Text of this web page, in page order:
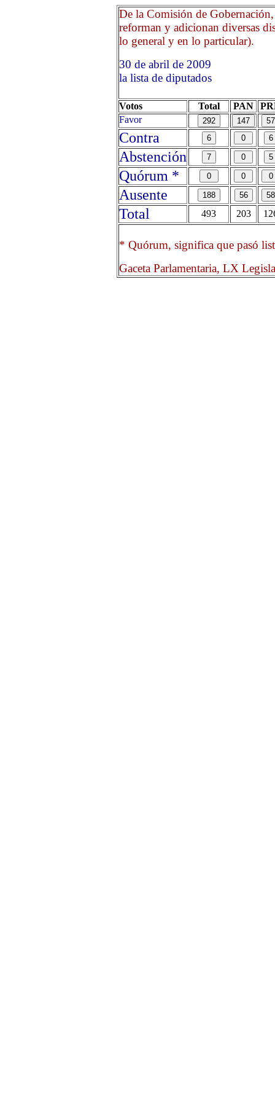
De la Comisión de
reforman y adicionan diversas
lo general y en lo particular).
30 de abril de 2009
la lista de diputados
Votos Total PAN
Favor
Contra
Abstención
Quórum *
Ausente
Total
493 203
* Quórum, significa que pasó
Gaceta Parlamentaria, LX